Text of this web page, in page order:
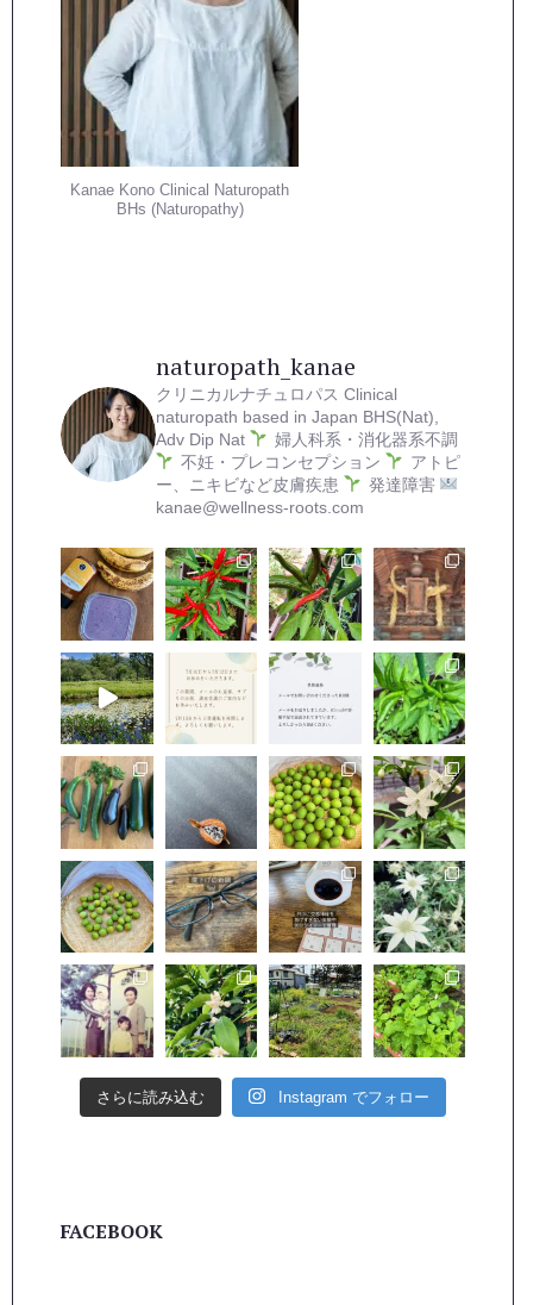
Kanae Kono Clinical Naturopath
BHs (Naturopathy)
naturopath_kanae
クリニカルナチュロパス Clinical
naturopath based in Japan BHS(Nat),
Adv Dip Nat
婦人科系・消化器系不調
不妊・プレコンセプション
アトピ
ー、ニキビなど皮膚疾患
発達障害
kanae@wellness-roots.com
さらに読み込む Instagram でフォロー
FACEBOOK